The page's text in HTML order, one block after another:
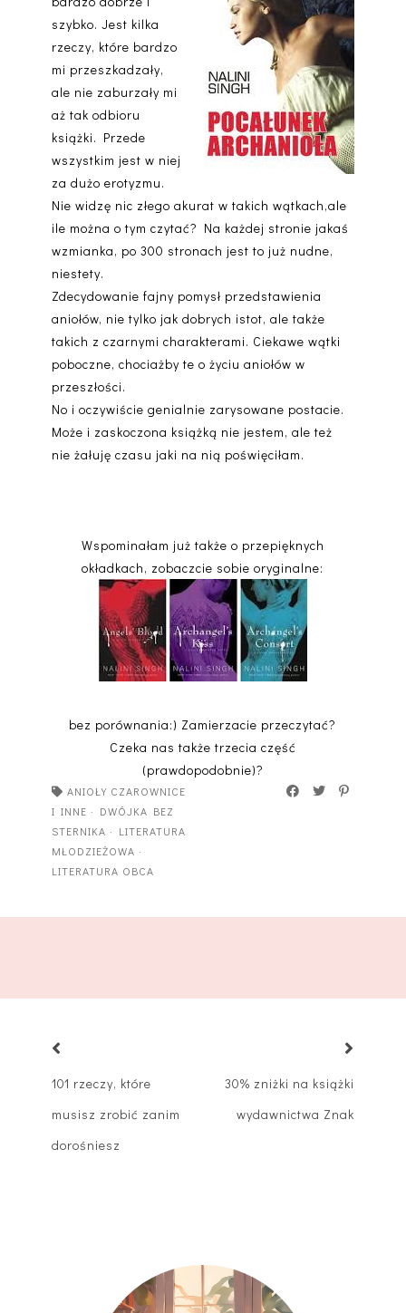
szybko. Jest kilka
rzeczy, które bardzo
mi przeszkadzały,
ale nie zaburzały mi
aż tak odbioru
książki. Przede
wszystkim jest w niej
za dużo erotyzmu.
Nie widzę nic złego akurat w takich wątkach,ale
ile można o tym czytać? Na każdej stronie jakaś
wzmianka, po 300 stronach jest to już nudne,
niestety.
Zdecydowanie fajny pomysł przedstawienia
aniołów, nie tylko jak dobrych istot, ale także
takich z czarnymi charakterami. Ciekawe wątki
poboczne, chociażby te o życiu aniołów w
przeszłości.
No i oczywiście genialnie zarysowane postacie.
Może i zaskoczona książką nie jestem, ale też
nie żałuję czasu jaki na nią poświęciłam.
Wspominałam już także o przepięknych
okładkach, zobaczcie sobie oryginalne:
bez porównania:) Zamierzacie przeczytać?
Czeka nas także trzecia część
(prawdopodobnie)?
ANIOŁY CZAROWNICE
I INNE · DWÓJKA BEZ
STERNIKA · LITERATURA
MŁODZIEŻOWA ·
LITERATURA OBCA
101 rzeczy, które
musisz zrobić zanim
dorośniesz
30% zniżki na książki
wydawnictwa Znak